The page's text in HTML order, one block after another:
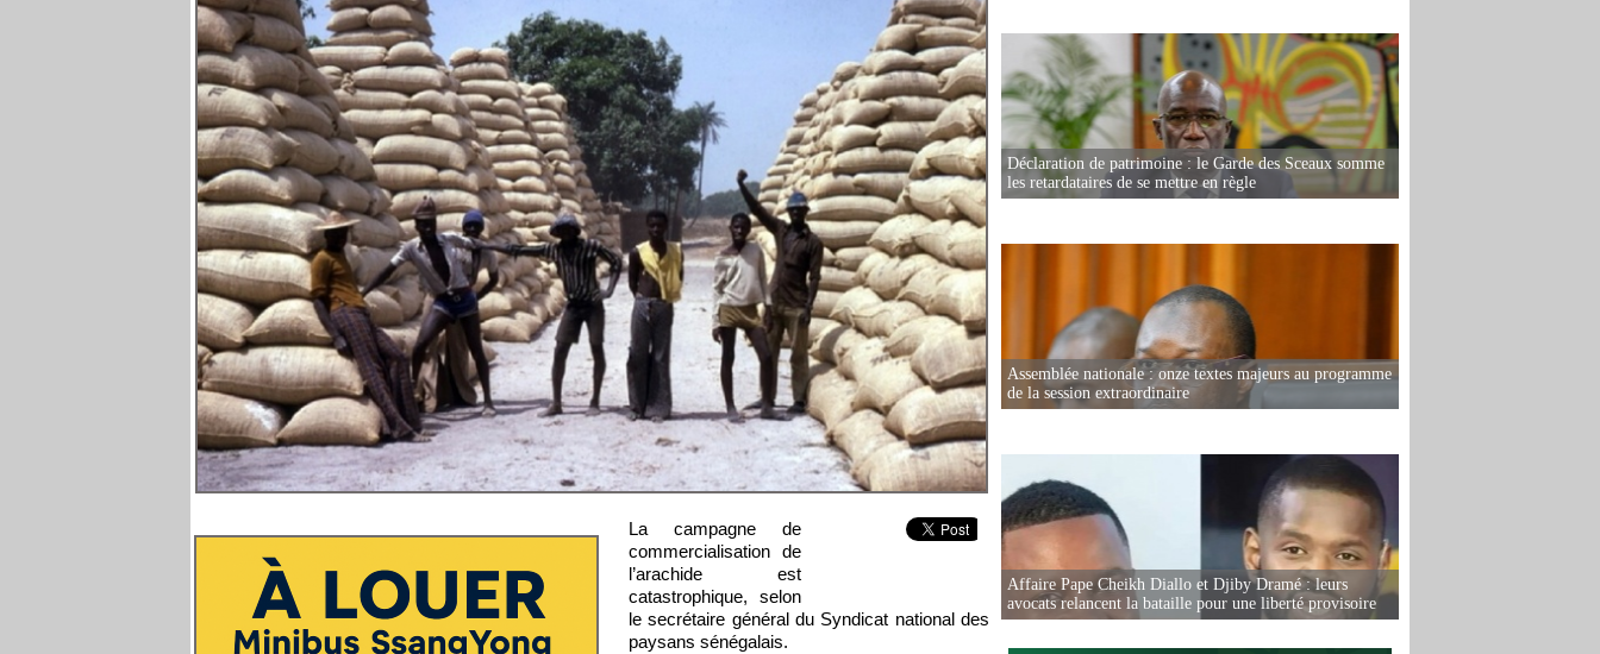
La campagne de
commercialisation de
l’arachide est
catastrophique, selon
le secrétaire général du Syndicat national des
paysans sénégalais.
Déclaration de patrimoine : le Garde des Sceaux somme
les retardataires de se mettre en règle
Assemblée nationale : onze textes majeurs au programme
de la session extraordinaire
Affaire Pape Cheikh Diallo et Djiby Dramé : leurs
avocats relancent la bataille pour une liberté provisoire